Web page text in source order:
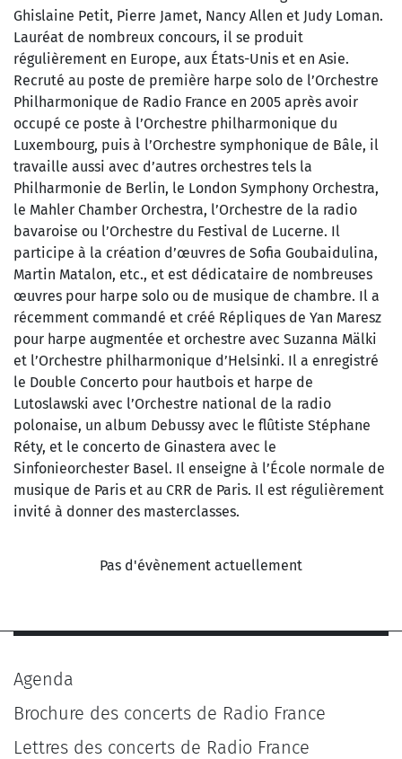
Ghislaine Petit, Pierre Jamet, Nancy Allen et Judy Loman.
Lauréat de nombreux concours, il se produit
régulièrement en Europe, aux États-Unis et en Asie.
Recruté au poste de première harpe solo de l’Orchestre
Philharmonique de Radio France en 2005 après avoir
occupé ce poste à l’Orchestre philharmonique du
Luxembourg, puis à l’Orchestre symphonique de Bâle, il
travaille aussi avec d’autres orchestres tels la
Philharmonie de Berlin, le London Symphony Orchestra,
le Mahler Chamber Orchestra, l’Orchestre de la radio
bavaroise ou l’Orchestre du Festival de Lucerne. Il
participe à la création d’œuvres de Sofia Goubaidulina,
Martin Matalon, etc., et est dédicataire de nombreuses
œuvres pour harpe solo ou de musique de chambre. Il a
récemment commandé et créé Répliques de Yan Maresz
pour harpe augmentée et orchestre avec Suzanna Mälki
et l’Orchestre philharmonique d’Helsinki. Il a enregistré
le Double Concerto pour hautbois et harpe de
Lutoslawski avec l’Orchestre national de la radio
polonaise, un album Debussy avec le flûtiste Stéphane
Réty, et le concerto de Ginastera avec le
Sinfonieorchester Basel. Il enseigne à l’École normale de
musique de Paris et au CRR de Paris. Il est régulièrement
invité à donner des masterclasses.
Pas d'évènement actuellement
Agenda
Brochure des concerts de Radio France
Lettres des concerts de Radio France